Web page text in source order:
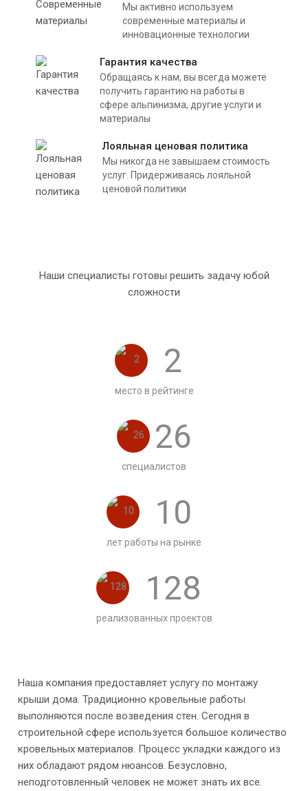
Мы активно используем
современные материалы и
инновационные технологии
Гарантия качества
Обращаясь к нам, вы всегда можете
получить гарантию на работы в
сфере альпинизма, другие услуги и
материалы
Лояльная ценовая политика
Мы никогда не завышаем стоимость
услуг. Придерживаясь лояльной
ценовой политики
Наши специалисты готовы решить задачу юбой
сложности
2
место в рейтинге
26
специалистов
10
лет работы на рынке
128
реализованных проектов
Наша компания предоставляет услугу по монтажу
крыши дома. Традиционно кровельные работы
выполняются после возведения стен. Сегодня в
строительной сфере используется большое количество
кровельных материалов. Процесс укладки каждого из
них обладают рядом нюансов. Безусловно,
неподготовленный человек не может знать их все.